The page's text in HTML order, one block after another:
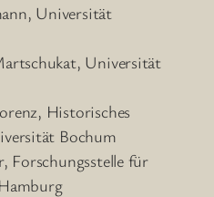
Universität
Universität
Historisches
Bochum
Forschungsstelle für